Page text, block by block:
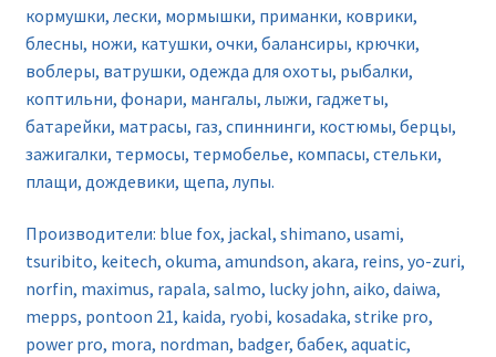
кормушки, лески, мормышки, приманки, коврики,
блесны, ножи, катушки, очки, балансиры, крючки,
воблеры, ватрушки, одежда для охоты, рыбалки,
коптильни, фонари, мангалы, лыжи, гаджеты,
батарейки, матрасы, газ, спиннинги, костюмы, берцы,
зажигалки, термосы, термобелье, компасы, стельки,
плащи, дождевики, щепа, лупы.
Производители: blue fox, jackal, shimano, usami,
tsuribito, keitech, okuma, amundson, akara, reins, yo-zuri,
norfin, maximus, rapala, salmo, lucky john, aiko, daiwa,
mepps, pontoon 21, kaida, ryobi, kosadaka, strike pro,
power pro, mora, nordman, badger, бабек, aquatic,